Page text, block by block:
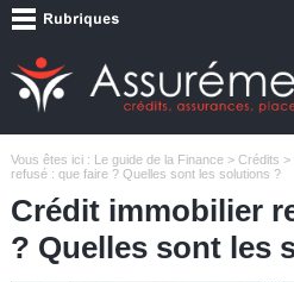
Vous êtes ici : Le guide de la Finance> Crédits >
refusé : que faire ? Quelles sont les solutions ?
Crédit immobilier
? Quelles sont les